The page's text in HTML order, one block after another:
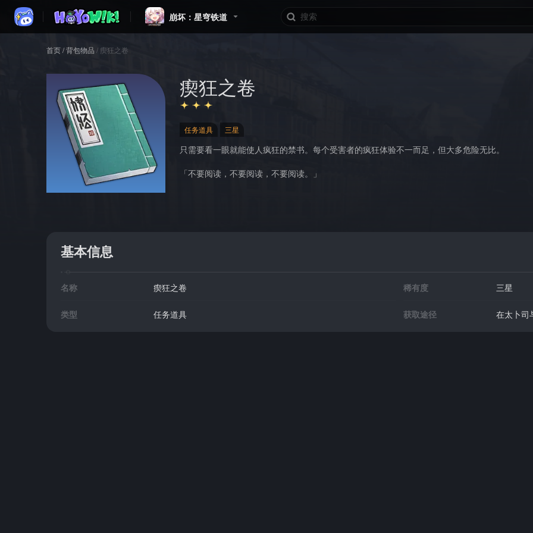
崩坏：星穹铁道
首页/背包物品 / 瘈狂之卷
瘈狂之卷
任务道具 三星
只需要看一眼就能使人疯狂的禁书。每个受害者的疯狂体验不一而足，但大多危险无比。
「不要阅读，不要阅读，不要阅读。」
基本信息
名称 瘈狂之卷 稀有度 三星
类型 任务道具 获取途径 在太卜司